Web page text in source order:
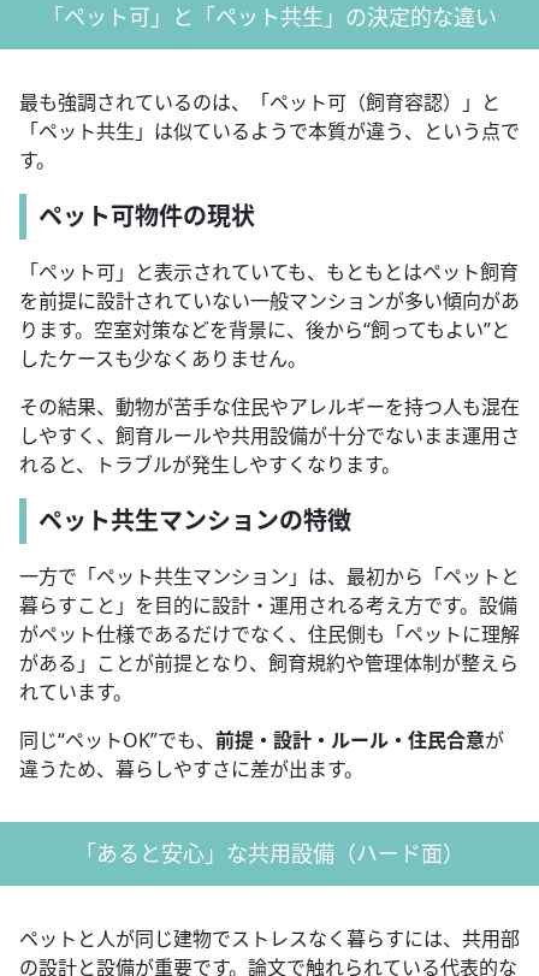
「ペット可」と「ペット共生」の決定的な違い
最も強調されているのは、「ペット可（飼育容認）」と
「ペット共生」は似ているようで本質が違う、という点で
す。
ペット可物件の現状
「ペット可」と表示されていても、もともとはペット飼育
を前提に設計されていない一般マンションが多い傾向があ
ります。空室対策などを背景に、後から“飼ってもよい”と
したケースも少なくありません。
その結果、動物が苦手な住民やアレルギーを持つ人も混在
しやすく、飼育ルールや共用設備が十分でないまま運用さ
れると、トラブルが発生しやすくなります。
ペット共生マンションの特徴
一方で「ペット共生マンション」は、最初から「ペットと
暮らすこと」を目的に設計・運用される考え方です。設備
がペット仕様であるだけでなく、住民側も「ペットに理解
がある」ことが前提となり、飼育規約や管理体制が整えら
れています。
同じ“ペットOK”でも、 前提・設計・ルール・住民合意が
違うため、暮らしやすさに差が出ます。
「あると安心」な共用設備（ハード面）
ペットと人が同じ建物でストレスなく暮らすには、共用部
の設計と設備が重要です。論文で触れられている代表的な